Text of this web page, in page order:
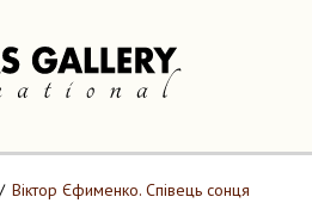
Віктор Єфименко. Співець сонця